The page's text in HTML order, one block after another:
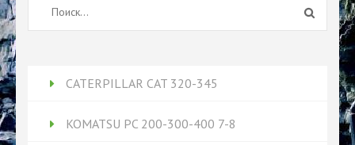
Найти:
CATERPILLAR CAT 320-345
KOMATSU PC 200-300-400 7-8